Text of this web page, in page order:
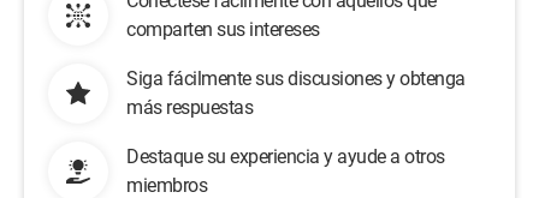
comparten sus intereses
Siga fácilmente sus discusiones y obtenga
más respuestas
Destaque su experiencia y ayude a otros
miembros